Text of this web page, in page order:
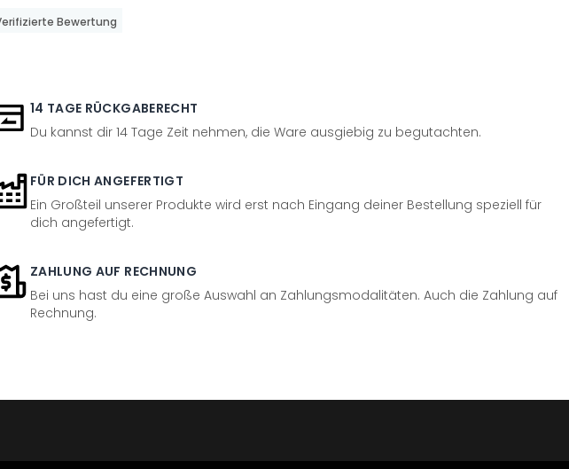
Bewertung
14 TAGE RÜCKGABERECHT
Du kannst dir 14 Tage Zeit nehmen, die Ware ausgiebig zu begutachten.
FÜR DICH ANGEFERTIGT
Ein Großteil unserer Produkte wird erst nach Eingang deiner Bestellung speziell für
dich angefertigt.
ZAHLUNG AUF RECHNUNG
Bei uns hast du eine große Auswahl an Zahlungsmodalitäten. Auch die Zahlung auf
Rechnung.